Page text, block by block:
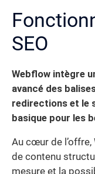
SEO
Webflow intègre
avancé des
redirections et le
basique pour les
Au cœur de
de contenu
mesure et la